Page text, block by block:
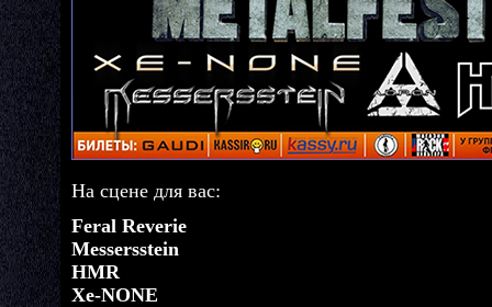
На сцене для вас:
Feral Reverie
Messersstein
HMR
Xe-NONE